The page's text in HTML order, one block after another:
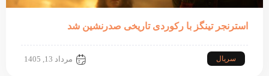
استرنجر تینگز با رکوردی تاریخی صدرنشین شد
سریال مرداد 13, 1405